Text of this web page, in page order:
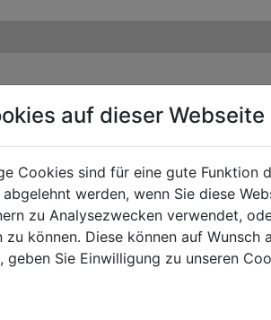
auf dieser Webseite
Cookies sind für eine gute Funktion
werden, wenn Sie diese
zu Analysezwecken verwendet,
können. Diese können auf Wunsch
Sie Einwilligung zu unseren